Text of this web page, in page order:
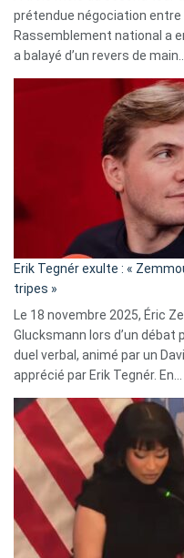
prétendue négociation entre
Rassemblement national a
a balayé d’un revers de main…
Erik Tegnér exulte : «
tripes »
Le 18 novembre 2025, Éric
Glucksmann lors d’un débat
duel verbal, animé par un
apprécié par Erik Tegnér. En…